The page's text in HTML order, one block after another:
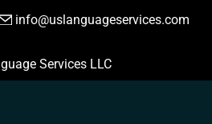
info@uslanguageservices.com
HACER PEDIDO
Services LLC